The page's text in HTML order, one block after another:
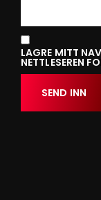
LAGRE MITT
NETTLESEREN